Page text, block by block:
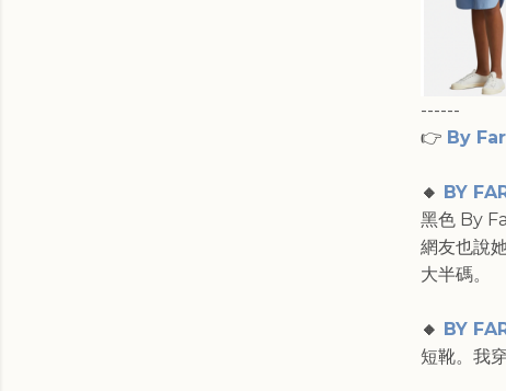
------
👉 By
🔸 BY
黑色 By
網友也說
大半碼。
🔸 BY
短靴。我